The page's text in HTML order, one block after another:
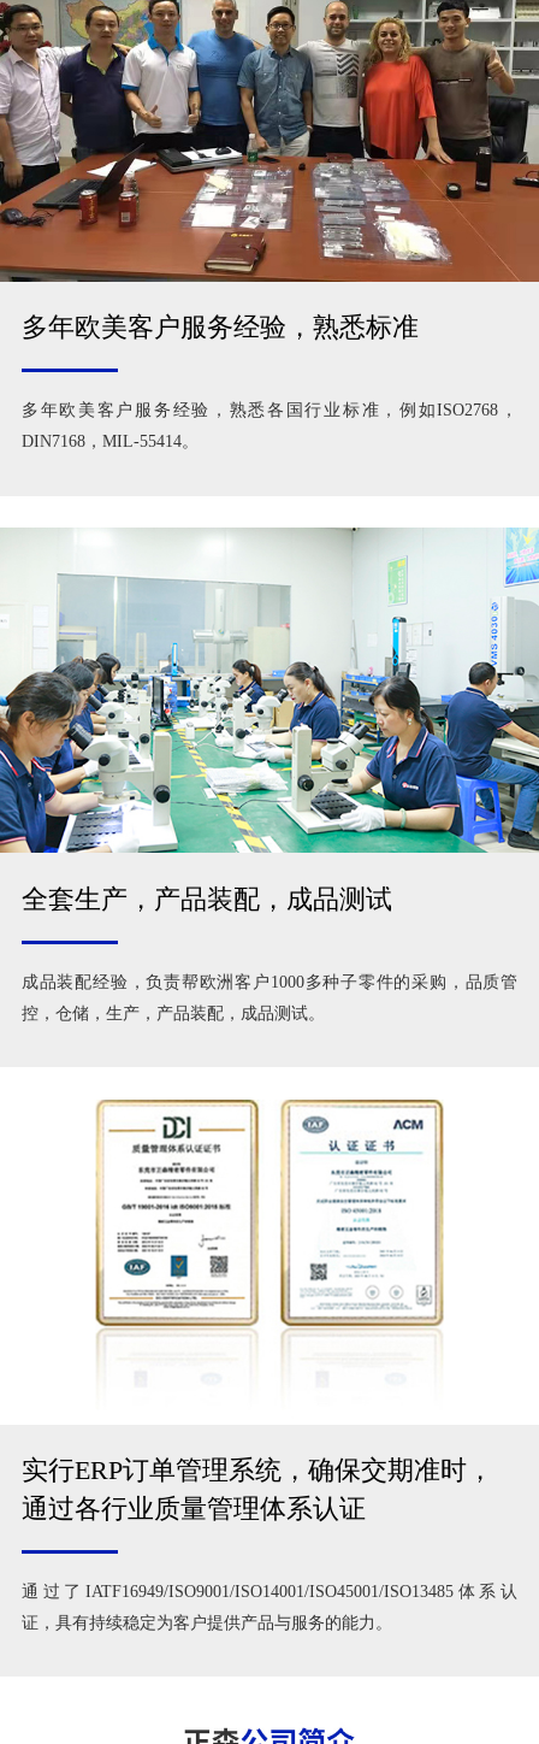
多年欧美客户服务经验，熟悉标准
多年欧美客户服务经验，熟悉各国行业标准，例如ISO2768，
DIN7168，MIL-55414。
全套生产，产品装配，成品测试
成品装配经验，负责帮欧洲客户1000多种子零件的采购，品质管
控，仓储，生产，产品装配，成品测试。
实行ERP订单管理系统，确保交期准时，
通过各行业质量管理体系认证
通过了IATF16949/ISO9001/ISO14001/ISO45001/ISO13485体系认
证，具有持续稳定为客户提供产品与服务的能力。